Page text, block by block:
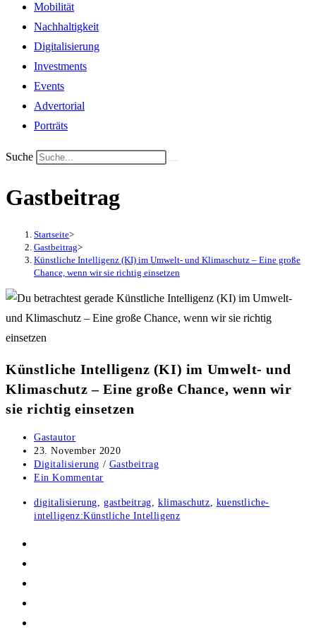
Mobilität
Nachhaltigkeit
Digitalisierung
Investments
Events
Advertorial
Porträts
Suche
Gastbeitrag
Startseite>
Gastbeitrag>
Künstliche Intelligenz (KI) im Umwelt- und Klimaschutz – Eine große
Chance, wenn wir sie richtig einsetzen
Künstliche Intelligenz (KI) im Umwelt- und
Klimaschutz – Eine große Chance, wenn wir
sie richtig einsetzen
Beitrags-
Autor:
Gastautor
Beitrag
veröffentlicht:
23. November 2020
Beitrags-
Kategorie:
Digitalisierung / Gastbeitrag
Beitrags-
Ein Kommentar
Post
tag:
digitalisierung, gastbeitrag, klimaschutz, kuenstliche-
intelligenz:Künstliche Intelligenz